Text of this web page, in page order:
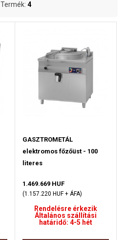
Termék: 4
GASZTROMETÁL
elektromos főzőüst - 100
literes
1.469.669 HUF
(1.157.220 HUF + ÁFA)
Rendelésre érkezik
Általános szállítási
határidő: 4-5 hét